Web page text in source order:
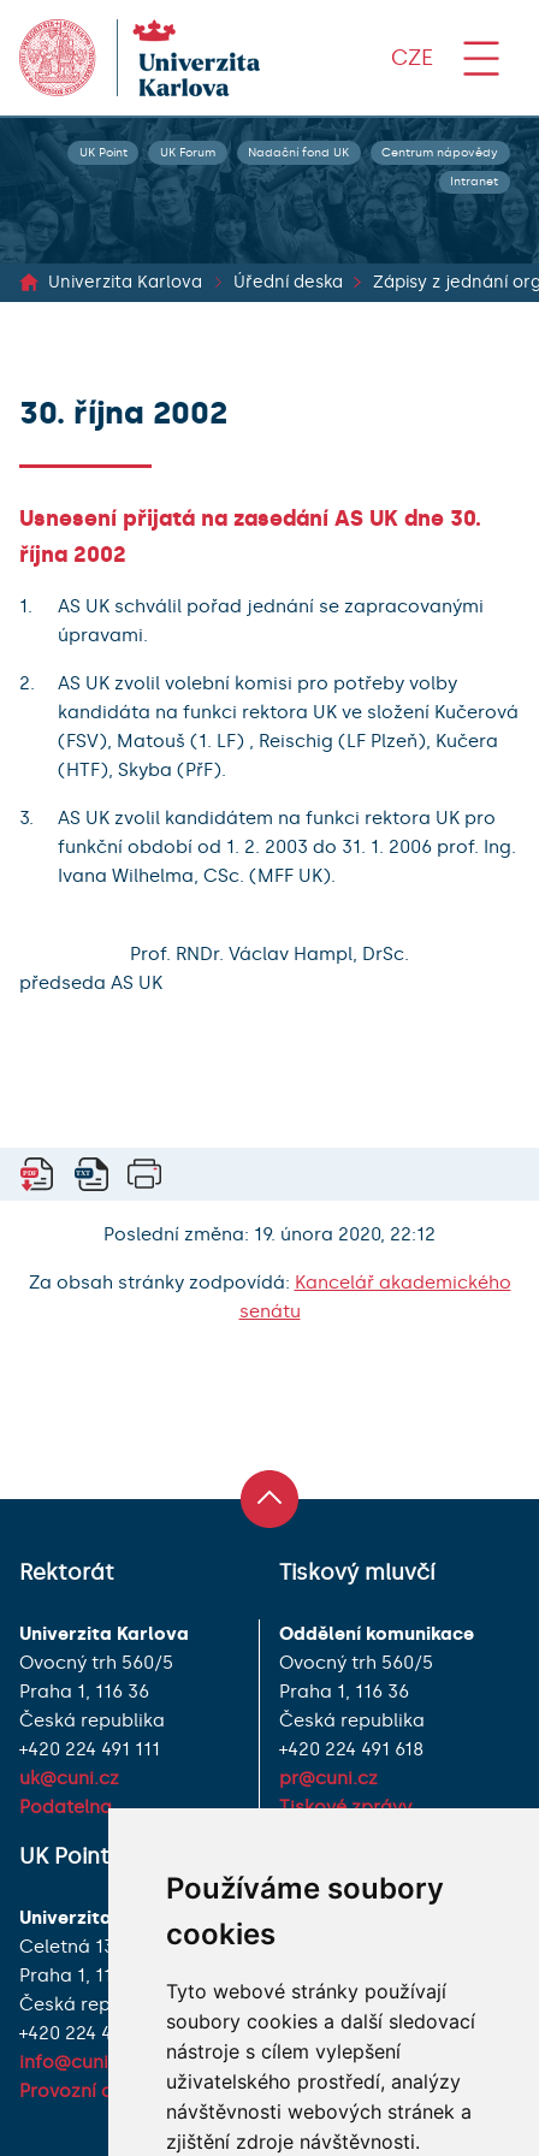
Používáme soubory
cookies
Tyto webové stránky používají
soubory cookies a další sledovací
nástroje s cílem vylepšení
uživatelského prostředí, analýzy
návštěvnosti webových stránek a
zjištění zdroje návštěvnosti.
CZE
UK Point UK Forum Nadační fond UK Centrum nápovědy
Intranet
Univerzita Karlova Úřední deska
30. října 2002
Usnesení přijatá na zasedání AS UK dne 30.
října 2002
AS UK schválil pořad jednání se zapracovanými
úpravami.
AS UK zvolil volební komisi pro potřeby volby
kandidáta na funkci rektora UK ve složení Kučerová
(FSV), Matouš (1. LF) , Reischig (LF Plzeň), Kučera
(HTF), Skyba (PřF).
AS UK zvolil kandidátem na funkci rektora UK pro
funkční období od 1. 2. 2003 do 31. 1. 2006 prof. Ing.
Ivana Wilhelma, CSc. (MFF UK).
Prof. RNDr. Václav Hampl, DrSc.
předseda AS UK
Poslední změna: 19. února 2020, 22:12
Za obsah stránky zodpovídá: Kancelář akademického
senátu
Rektorát
Univerzita Karlova
Ovocný trh 560/5
Praha 1, 116 36
Česká republika
+420 224 491 111
uk@cuni.cz
Podatelna
Tiskový mluvčí
Oddělení komunikace
Ovocný trh 560/5
Praha 1, 116 36
Česká republika
+420 224 491 618
pr@cuni.cz
Tiskové zprávy
UK Point
Univerzita Karlova
Celetná 13
Praha 1, 116 36
Česká republika
+420 224 491 850
info@cuni.cz
Provozní doba a kontakty
JAK K NÁM?